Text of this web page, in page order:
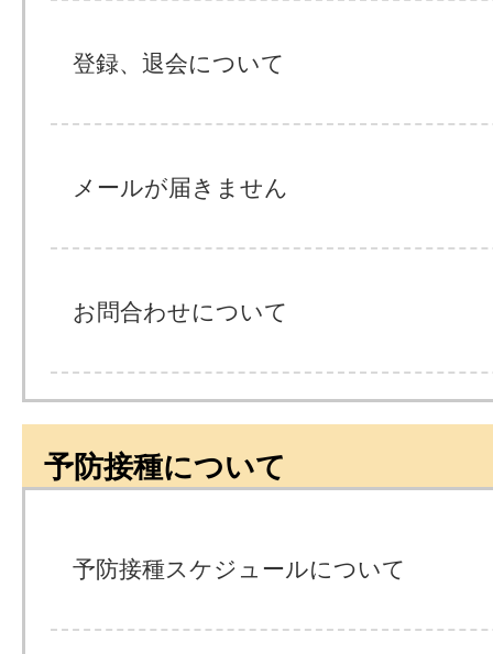
登録、退会について
メールが届きません
お問合わせについて
予防接種について
予防接種スケジュールについて